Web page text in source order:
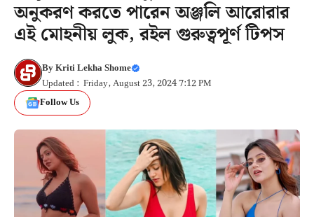
অনুকরণ করতে পারেন অঞ্জলি আরোরার
এই মোহনীয় লুক, রইল গুরুত্বপূর্ণ টিপস
ByKriti Lekha Shome
Updated : Friday, August 23, 2024 7:12 PM
Follow Us